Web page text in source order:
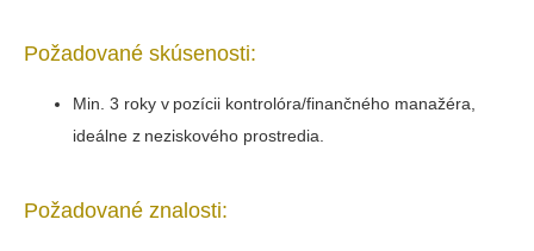
Požadované skúsenosti:
Min. 3 roky v pozícii kontrolóra/finančného manažéra,
ideálne z neziskového prostredia.
Požadované znalosti: